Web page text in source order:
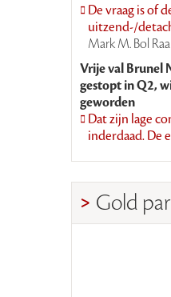
De vraag is of
uitzend-/
Mark M. Bol
Vrije val Brunel
gestopt in Q2,
geworden
Dat zijn lage
inderdaad. De
Gold